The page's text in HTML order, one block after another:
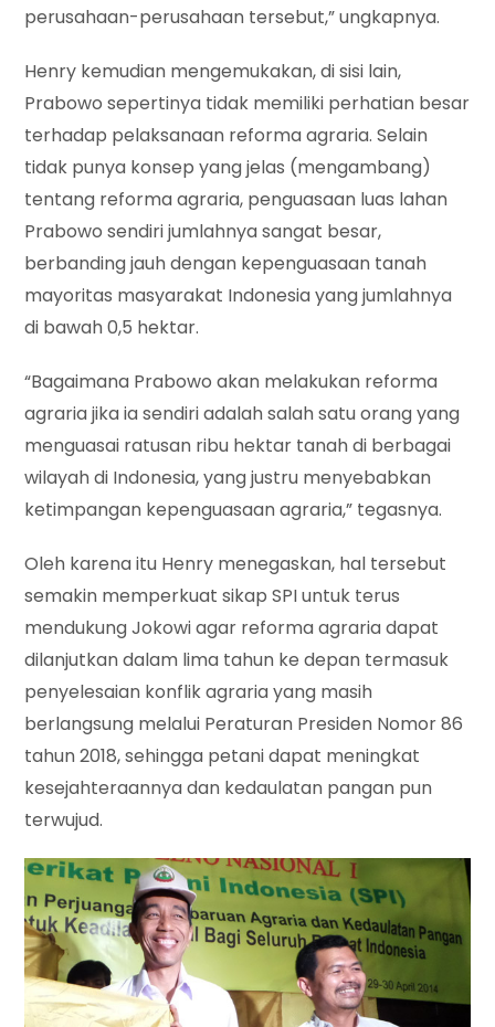
perusahaan-perusahaan tersebut,” ungkapnya.
Henry kemudian mengemukakan, di sisi lain,
Prabowo sepertinya tidak memiliki perhatian besar
terhadap pelaksanaan reforma agraria. Selain
tidak punya konsep yang jelas (mengambang)
tentang reforma agraria, penguasaan luas lahan
Prabowo sendiri jumlahnya sangat besar,
berbanding jauh dengan kepenguasaan tanah
mayoritas masyarakat Indonesia yang jumlahnya
di bawah 0,5 hektar.
“Bagaimana Prabowo akan melakukan reforma
agraria jika ia sendiri adalah salah satu orang yang
menguasai ratusan ribu hektar tanah di berbagai
wilayah di Indonesia, yang justru menyebabkan
ketimpangan kepenguasaan agraria,” tegasnya.
Oleh karena itu Henry menegaskan, hal tersebut
semakin memperkuat sikap SPI untuk terus
mendukung Jokowi agar reforma agraria dapat
dilanjutkan dalam lima tahun ke depan termasuk
penyelesaian konflik agraria yang masih
berlangsung melalui Peraturan Presiden Nomor 86
tahun 2018, sehingga petani dapat meningkat
kesejahteraannya dan kedaulatan pangan pun
terwujud.